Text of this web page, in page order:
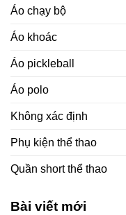
Áo chạy bộ
Áo khoác
Áo pickleball
Áo polo
Không xác định
Phụ kiện thể thao
Quần short thể thao
Bài viết mới